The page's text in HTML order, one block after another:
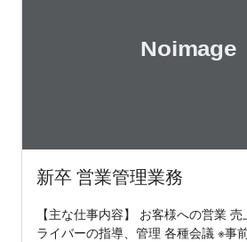
新卒 営業管理業務
【主な仕事内容】 お客様への営業
ライバーの指導、管理 各種会議 ※事